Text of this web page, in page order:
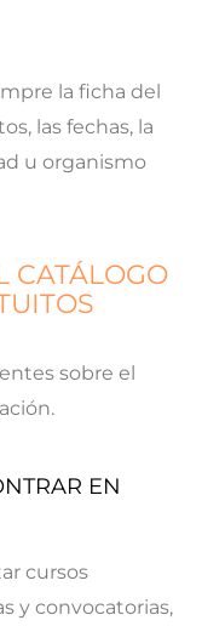
la ficha del
las fechas, la
u organismo
CATÁLOGO
sobre el
EN
cursos
y convocatorias,